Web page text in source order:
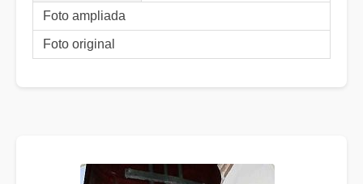
Foto ampliada
Foto original